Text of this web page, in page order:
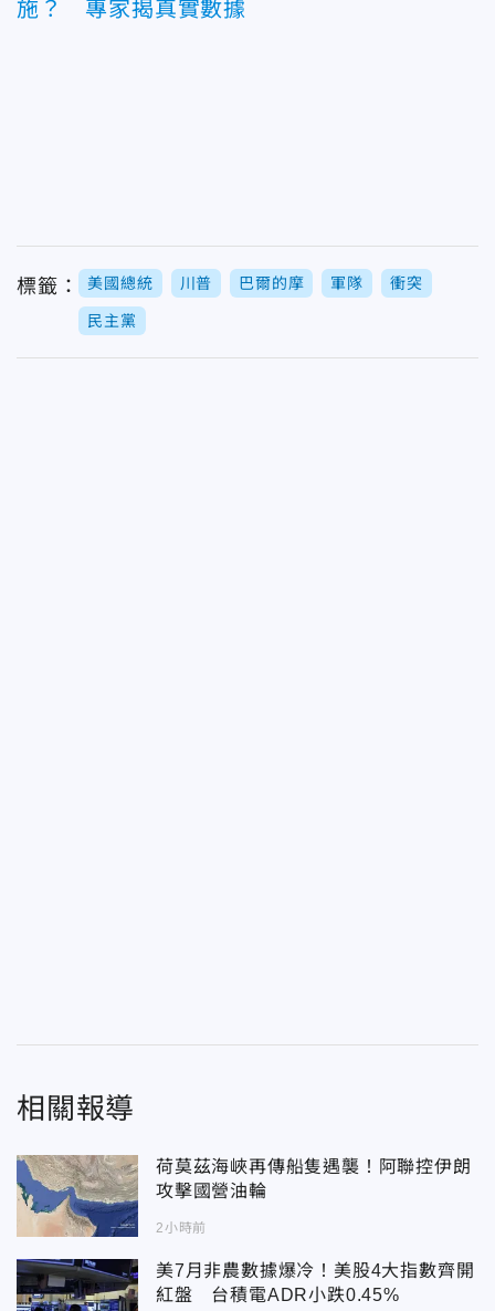
施？ 專家揭真實數據
標籤： 美國總統 川普 巴爾的摩 軍隊 衝突
民主黨
相關報導
荷莫茲海峽再傳船隻遇襲！阿聯控伊朗
攻擊國營油輪
2小時前
美7月非農數據爆冷！美股4大指數齊開
紅盤 台積電ADR小跌0.45%